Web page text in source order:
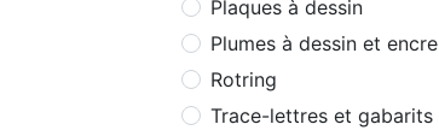
Plaques à dessin
Plumes à dessin et encre
Rotring
Trace-lettres et gabarits